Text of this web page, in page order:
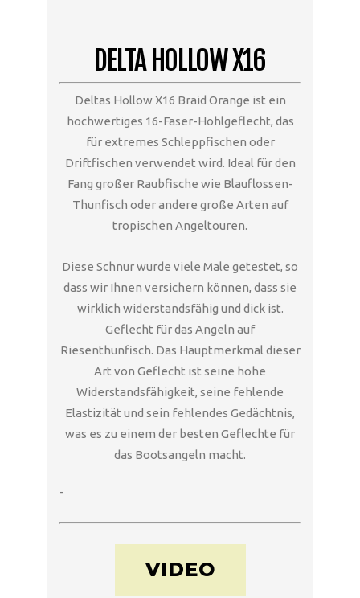
DELTA HOLLOW X16
Deltas Hollow X16 Braid Orange ist ein
hochwertiges 16-Faser-Hohlgeflecht, das
für extremes Schleppfischen oder
Driftfischen verwendet wird. Ideal für den
Fang großer Raubfische wie Blauflossen-
Thunfisch oder andere große Arten auf
tropischen Angeltouren.
Diese Schnur wurde viele Male getestet, so
dass wir Ihnen versichern können, dass sie
wirklich widerstandsfähig und dick ist.
Geflecht für das Angeln auf
Riesenthunfisch. Das Hauptmerkmal dieser
Art von Geflecht ist seine hohe
Widerstandsfähigkeit, seine fehlende
Elastizität und sein fehlendes Gedächtnis,
was es zu einem der besten Geflechte für
das Bootsangeln macht.
-
VIDEO